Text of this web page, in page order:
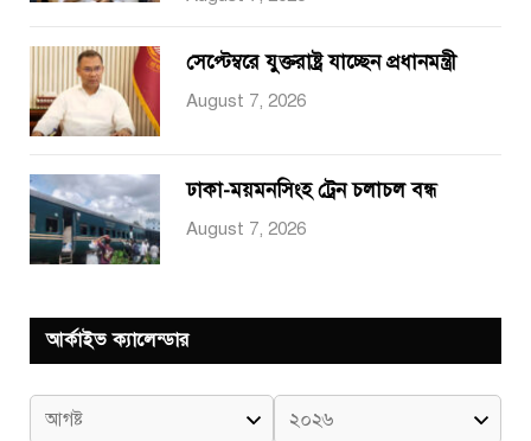
সেপ্টেম্বরে যুক্তরাষ্ট্র যাচ্ছেন প্রধানমন্ত্রী
August 7, 2026
ঢাকা-ময়মনসিংহ ট্রেন চলাচল বন্ধ
August 7, 2026
আর্কাইভ ক্যালেন্ডার